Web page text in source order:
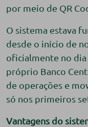
por meio de QR
O sistema estava
desde o início de
oficialmente no dia
próprio Banco
de operações e
só nos primeiros
Vantagens do